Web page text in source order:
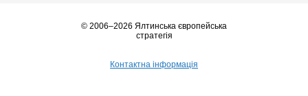
© 2006–2026 Ялтинська європейська
стратегія
Контактна інформація